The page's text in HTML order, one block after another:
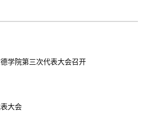
学院第三次代表大会召开
大会